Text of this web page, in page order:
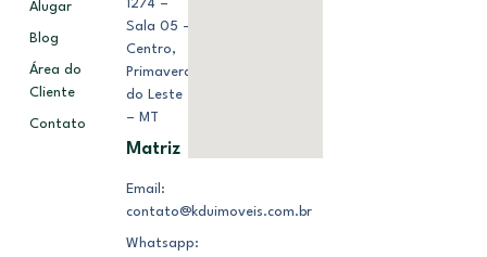
Alugar
Blog
Área do
Cliente
Contato
1274 –
Sala 05 –
Centro,
Primavera
do Leste
– MT
Matriz
Email:
contato@kduimoveis.com.br
Whatsapp: